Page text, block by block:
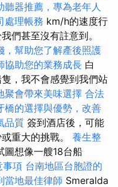
聽器推薦，專為老年人
處理帳務 km/h的速度行
們甚至沒有註意到。
，幫助您了解產後照護
協助您的業務成長 白
，我不會感覺到我們站
聚會帶來美味選擇 合法
橋的選擇與優勢，改善
品質 簽到酒店後，可能
重大的挑戰。 養生整
圖想像一艘18台船
事項 台南地區台胞證的
當地最佳律師 Smeralda